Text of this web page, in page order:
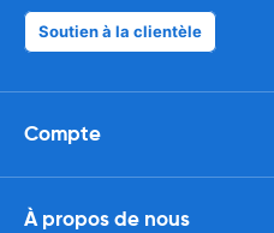
Soutien à la clientèle
Compte
À propos de nous